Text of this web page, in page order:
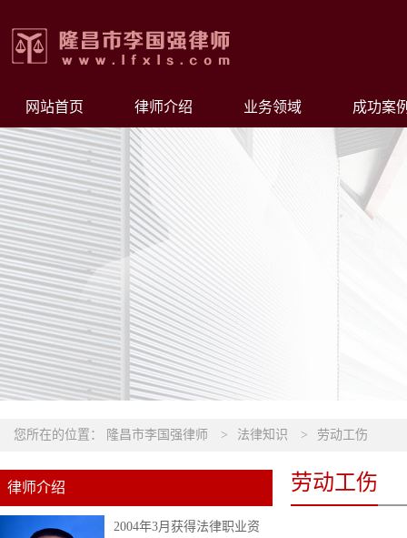
网站首页 律师介绍 业务领域 成功案
您所在的位置： 隆昌市李国强律师 > 法律知识 > 劳动工伤
律师介绍
2004年3月获得法律职业资
劳动工伤